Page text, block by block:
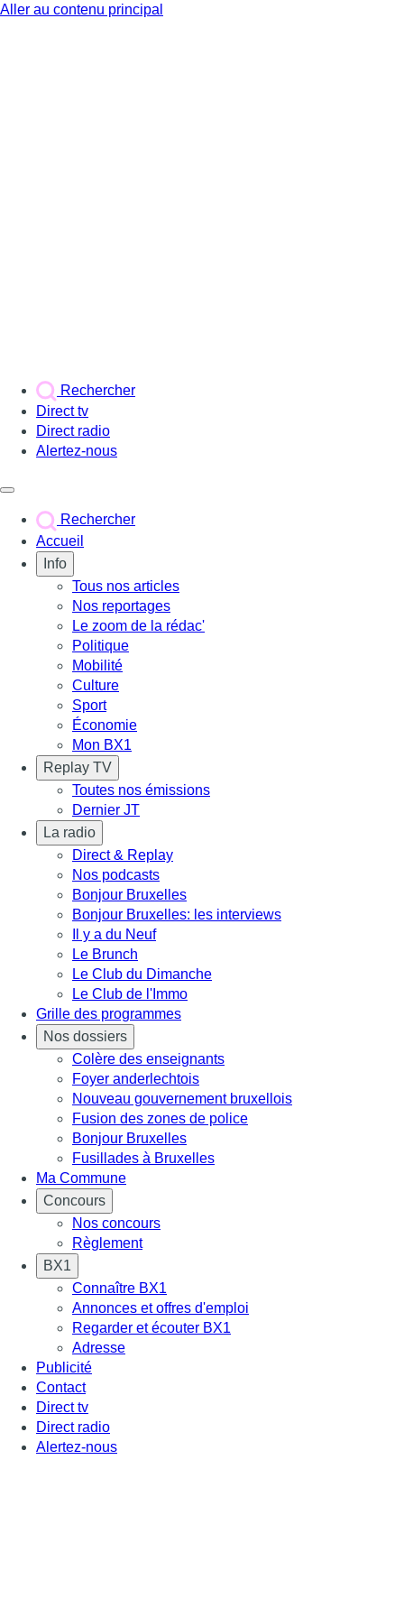
Aller au contenu principal
Rechercher
Direct tv
Direct radio
Alertez-nous
Rechercher
Accueil
Info
Tous nos articles
Nos reportages
Le zoom de la rédac'
Politique
Mobilité
Culture
Sport
Économie
Mon BX1
Replay TV
Toutes nos émissions
Dernier JT
La radio
Direct & Replay
Nos podcasts
Bonjour Bruxelles
Bonjour Bruxelles: les interviews
Il y a du Neuf
Le Brunch
Le Club du Dimanche
Le Club de l'Immo
Grille des programmes
Nos dossiers
Colère des enseignants
Foyer anderlechtois
Nouveau gouvernement bruxellois
Fusion des zones de police
Bonjour Bruxelles
Fusillades à Bruxelles
Ma Commune
Concours
Nos concours
Règlement
BX1
Connaître BX1
Annonces et offres d'emploi
Regarder et écouter BX1
Adresse
Publicité
Contact
Direct tv
Direct radio
Alertez-nous